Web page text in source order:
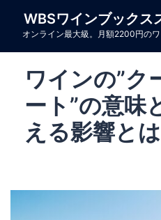
WBSワインブックス
オンライン最大級。月額2200円の
ワインの”ク
ート”の意味
える影響と